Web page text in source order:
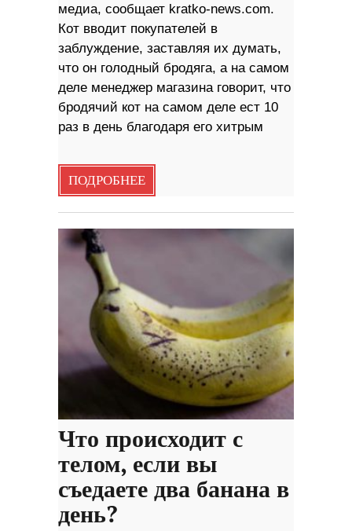
медиа, сообщает kratko-news.com.
Кот вводит покупателей в
заблуждение, заставляя их думать,
что он голодный бродяга, а на самом
деле менеджер магазина говорит, что
бродячий кот на самом деле ест 10
раз в день благодаря его хитрым
ПОДРОБНЕЕ
Что происходит с
телом, если вы
съедаете два банана в
день?